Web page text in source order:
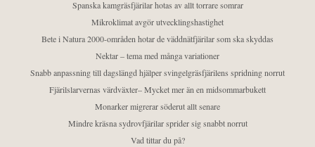
Spanska kamgräsfjärilar hotas av allt torrare somrar
Mikroklimat avgör utvecklingshastighet
Bete i Natura 2000-områden hotar de väddnätfjärilar som ska skyddas
Nektar – tema med många variationer
Snabb anpassning till dagslängd hjälper svingelgräsfjärilens spridning norrut
Fjärilslarvernas värdväxter– Mycket mer än en midsommarbukett
Monarker migrerar söderut allt senare
Mindre kräsna sydrovfjärilar sprider sig snabbt norrut
Vad tittar du på?